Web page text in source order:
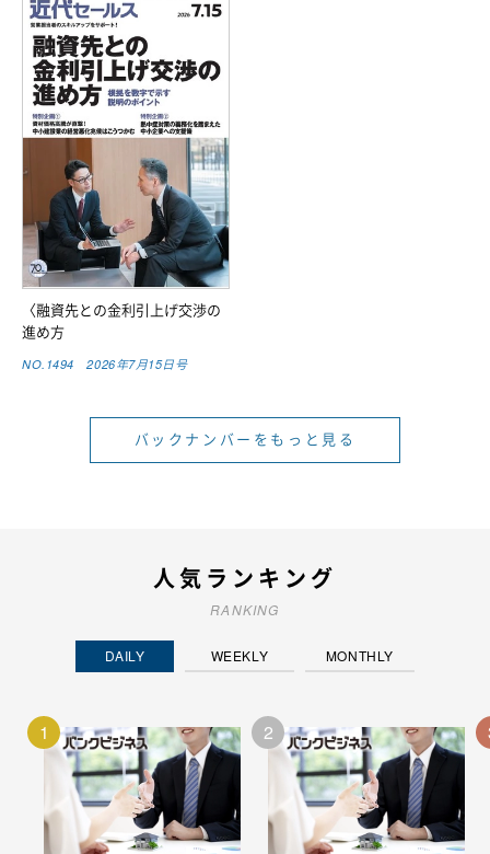
〈融資先との金利引上げ交渉の
進め方
NO.1494 2026年7月15日号
バックナンバーをもっと見る
人気ランキング
RANKING
DAILY WEEKLY MONTHLY
1 2